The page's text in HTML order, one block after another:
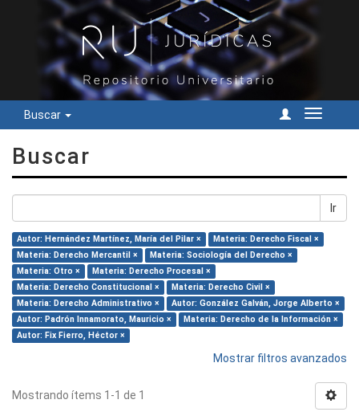
Buscar
Cambiar
Buscar
Ir
Autor: Hernández Martínez, María del Pilar ×
Materia: Derecho Fiscal ×
Materia: Derecho Mercantil ×
Materia: Sociología del Derecho ×
Materia: Otro ×
Materia: Derecho Procesal ×
Materia: Derecho Constitucional ×
Materia: Derecho Civil ×
Materia: Derecho Administrativo ×
Autor: González Galván, Jorge Alberto ×
Autor: Padrón Innamorato, Mauricio ×
Materia: Derecho de la Información ×
Autor: Fix Fierro, Héctor ×
Mostrar filtros avanzados
Mostrando ítems 1-1 de 1